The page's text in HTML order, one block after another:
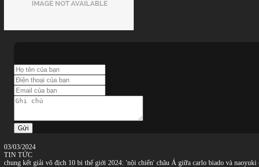
Gửi
03/03/2024
TIN TỨC
chung kết giải vô địch 10 bi thế giới 2024: 'nội chiến' châu Á giữa carlo biado và naoyuki